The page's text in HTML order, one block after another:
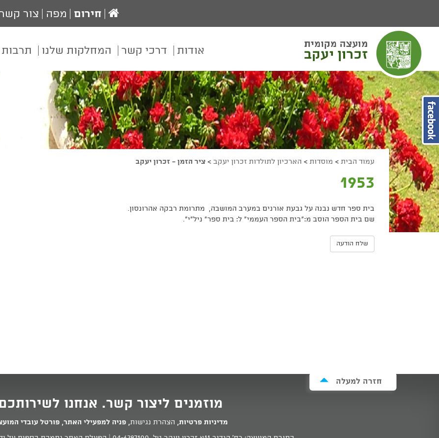
הגדל גודל פונט
הקטן גודל פונט
מצב ניגודיות גבוהה
מצב ניגודיות נמוכה
הצג קישורים
הצהרת נגישות
עמוד
הבית
חירום מפה צור קשר
אודות דרכי קשר המחלקות שלנו תרבות
עמוד הבית > מוסדות > הארכיון לתולדות זכרון יעקב > ציר הזמן - זכרון יעקב
1953
בית ספר חדש נבנה על גבעת אורנים במערב המושבה, מתרומת רבקה אהרונסון.
שם בית הספר הוסב מ:"בית הספר העממי" ל: בית ספר" ניל"י”.
שלח הודעה
חזרה למעלה
מוזמנים ליצור קשר. אנחנו
מדיניות פרטיות, הצהרת נגישות,פניה למפעילי האתר,פורטל עובדי